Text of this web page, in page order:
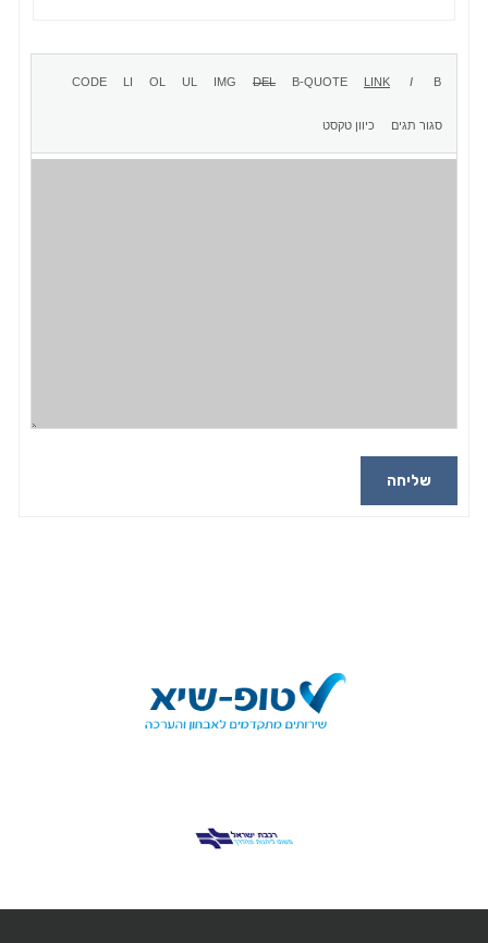
שליחה